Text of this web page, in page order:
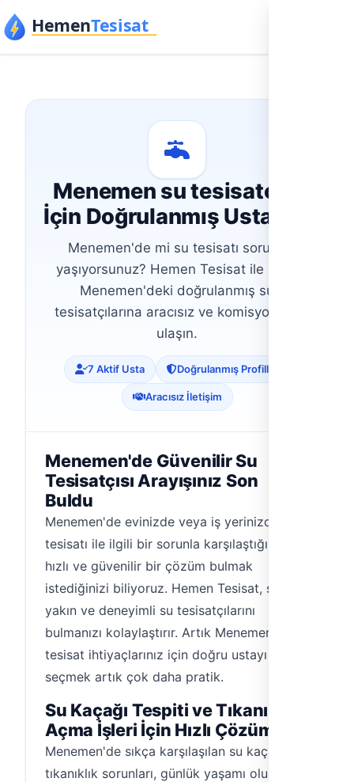
İçeriğe geç
Menemen su tesisatçısı
İçin Doğrulanmış Usta Bul
Menemen'de mi su tesisatı sorunu
yaşıyorsunuz? Hemen Tesisat ile İzmir
Menemen'deki doğrulanmış su
tesisatçılarına aracısız ve komisyonsuz
ulaşın.
7 Aktif Usta Doğrulanmış Profiller
Aracısız İletişim
Menemen'de Güvenilir Su
Tesisatçısı Arayışınız Son
Buldu
Menemen'de evinizde veya iş yerinizde su
tesisatı ile ilgili bir sorunla karşılaştığınızda
hızlı ve güvenilir bir çözüm bulmak
istediğinizi biliyoruz. Hemen Tesisat, size en
yakın ve deneyimli su tesisatçılarını
bulmanızı kolaylaştırır. Artık Menemen'deki
tesisat ihtiyaçlarınız için doğru ustayı
seçmek artık çok daha pratik.
Su Kaçağı Tespiti ve Tıkanıklık
Açma İşleri İçin Hızlı Çözüm
Menemen'de sıkça karşılaşılan su kaçağı ve
tıkanıklık sorunları, günlük yaşamı olumsuz